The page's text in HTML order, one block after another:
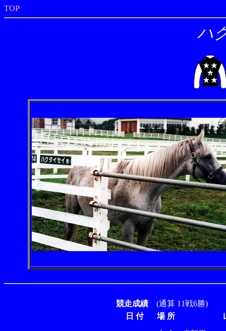
TOP
ハ
競走成績(通算 11戦6勝)
日 付
場 所